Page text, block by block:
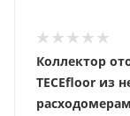
Коллектор
TECEfloor из